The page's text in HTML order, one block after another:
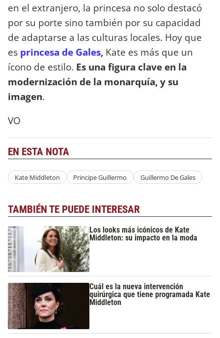
en el extranjero, la princesa no solo destacó
por su porte sino también por su capacidad
de adaptarse a las culturas locales. Hoy que
es princesa de Gales, Kate es más que un
ícono de estilo. Es una figura clave en la
modernización de la monarquía, y su
imagen.
VO
EN ESTA NOTA
Kate Middleton Principe Guillermo Guillermo De Gales
TAMBIÉN TE PUEDE INTERESAR
Los looks más icónicos de Kate
Middleton: su impacto en la moda
Cuál es la nueva intervención
quirúrgica que tiene programada Kate
Middleton